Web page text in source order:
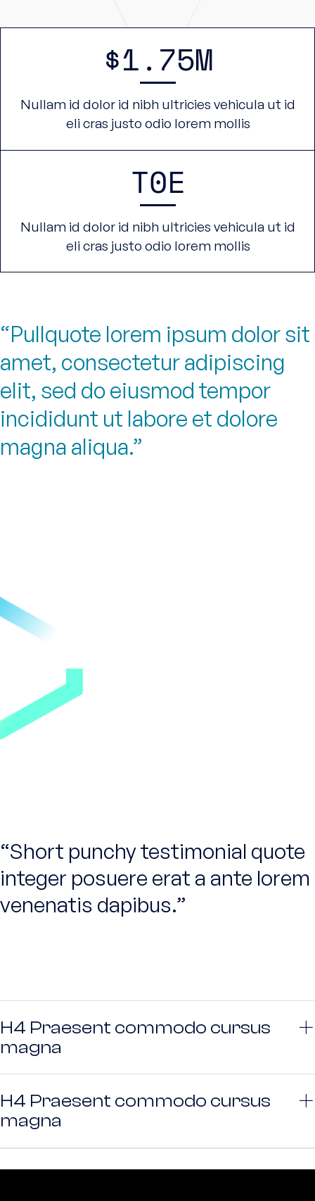
$1.75M
Nullam id dolor id nibh ultricies vehicula ut id
eli cras justo odio lorem mollis
T0E
Nullam id dolor id nibh ultricies vehicula ut id
eli cras justo odio lorem mollis
Pullquote lorem ipsum dolor sit
amet, consectetur adipiscing
elit, sed do eiusmod tempor
incididunt ut labore et dolore
magna aliqua.
Short punchy testimonial quote
integer posuere erat a ante lorem
venenatis dapibus.
H4 Praesent commodo cursus
magna
H4 Praesent commodo cursus
magna